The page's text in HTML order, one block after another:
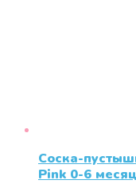
Соска-
Pink 0-6